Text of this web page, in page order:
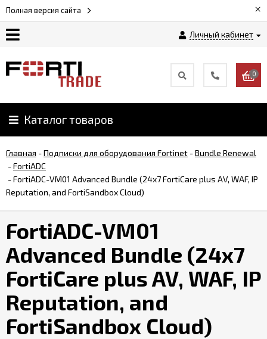
Полная версия сайта ×
Личный кабинет
Как
заказать
и
оплата
Контакты
0
Каталог товаров
Главная -Подписки для оборудования Fortinet -Bundle Renewal
-FortiADC
-FortiADC-VM01 Advanced Bundle (24x7 FortiCare plus AV, WAF, IP
Reputation, and FortiSandbox Cloud)
FortiADC-VM01
Advanced Bundle (24x7
FortiCare plus AV, WAF, IP
Reputation, and
FortiSandbox Cloud)